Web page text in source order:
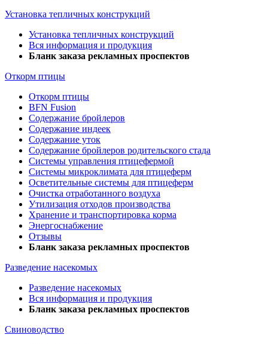
Установка тепличных конструкций
Установка тепличных конструкций
Вся информация и продукция
Бланк заказа рекламных проспектов
Откорм птицы
Откорм птицы
BFN Fusion
Содержание бройлеров
Содержание индеек
Содержание уток
Содержание бройлеров родительского стада
Системы управления птицефермой
Системы микроклимата для птицеферм
Осветительные системы для птицеферм
Очистка отработанного воздуха
Утилизация отходов производства
Хранение и транспортировка корма
Энергоснабжение
Отзывы
Бланк заказа рекламных проспектов
Разведение насекомых
Разведение насекомых
Вся информация и продукция
Бланк заказа рекламных проспектов
Свиноводство